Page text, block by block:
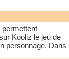
permettent
Kooliz le jeu de
personnage. Dans